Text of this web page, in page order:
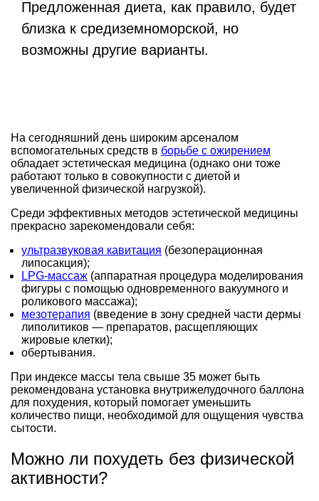
Предложенная диета, как правило, будет
близка к средиземноморской, но
возможны другие варианты.
На сегодняшний день широким арсеналом
вспомогательных средств в борьбе с ожирением
обладает эстетическая медицина (однако они тоже
работают только в совокупности с диетой и
увеличенной физической нагрузкой).
Среди эффективных методов эстетической медицины
прекрасно зарекомендовали себя:
ультразвуковая кавитация (безоперационная
липосакция);
LPG-массаж (аппаратная процедура моделирования
фигуры с помощью одновременного вакуумного и
роликового массажа);
мезотерапия (введение в зону средней части дермы
липолитиков — препаратов, расщепляющих
жировые клетки);
обертывания.
При индексе массы тела свыше 35 может быть
рекомендована установка внутрижелудочного баллона
для похудения, который помогает уменьшить
количество пищи, необходимой для ощущения чувства
сытости.
Можно ли похудеть без физической
активности?